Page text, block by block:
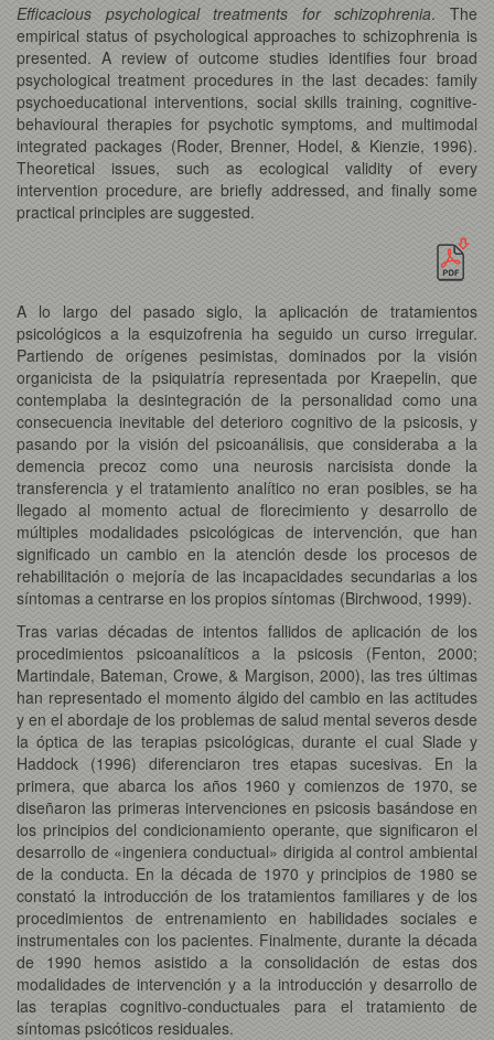
Efficacious psychological treatments for schizophrenia. The
empirical status of psychological approaches to schizophrenia is
presented. A review of outcome studies identifies four broad
psychological treatment procedures in the last decades: family
psychoeducational interventions, social skills training, cognitive-
behavioural therapies for psychotic symptoms, and multimodal
integrated packages (Roder, Brenner, Hodel, & Kienzie, 1996).
Theoretical issues, such as ecological validity of every
intervention procedure, are briefly addressed, and finally some
practical principles are suggested.
A lo largo del pasado siglo, la aplicación de tratamientos
psicológicos a la esquizofrenia ha seguido un curso irregular.
Partiendo de orígenes pesimistas, dominados por la visión
organicista de la psiquiatría representada por Kraepelin, que
contemplaba la desintegración de la personalidad como una
consecuencia inevitable del deterioro cognitivo de la psicosis, y
pasando por la visión del psicoanálisis, que consideraba a la
demencia precoz como una neurosis narcisista donde la
transferencia y el tratamiento analítico no eran posibles, se ha
llegado al momento actual de florecimiento y desarrollo de
múltiples modalidades psicológicas de intervención, que han
significado un cambio en la atención desde los procesos de
rehabilitación o mejoría de las incapacidades secundarias a los
síntomas a centrarse en los propios síntomas (Birchwood, 1999).
Tras varias décadas de intentos fallidos de aplicación de los
procedimientos psicoanalíticos a la psicosis (Fenton, 2000;
Martindale, Bateman, Crowe, & Margison, 2000), las tres últimas
han representado el momento álgido del cambio en las actitudes
y en el abordaje de los problemas de salud mental severos desde
la óptica de las terapias psicológicas, durante el cual Slade y
Haddock (1996) diferenciaron tres etapas sucesivas. En la
primera, que abarca los años 1960 y comienzos de 1970, se
diseñaron las primeras intervenciones en psicosis basándose en
los principios del condicionamiento operante, que significaron el
desarrollo de «ingeniera conductual» dirigida al control ambiental
de la conducta. En la década de 1970 y principios de 1980 se
constató la introducción de los tratamientos familiares y de los
procedimientos de entrenamiento en habilidades sociales e
instrumentales con los pacientes. Finalmente, durante la década
de 1990 hemos asistido a la consolidación de estas dos
modalidades de intervención y a la introducción y desarrollo de
las terapias cognitivo-conductuales para el tratamiento de
síntomas psicóticos residuales.